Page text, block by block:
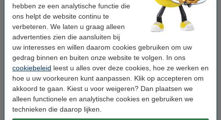
hebben ze een analytische functie die
ons helpt de website continu te
verbeteren. We laten u graag alleen
advertenties zien die aansluiten bij
uw interesses en willen daarom cookies gebruiken om uw
gedrag binnen en buiten onze website te volgen. In ons
cookiebeleid leest u alles over deze cookies, hoe ze werken en
hoe u uw voorkeuren kunt aanpassen. Klik op accepteren om
akkoord te gaan. Kiest u voor weigeren? Dan plaatsen we
alleen functionele en analytische cookies en gebruiken we
technieken die daarop lijken.
Aanbieding: 3x 123inkt
verpakkingstapedispenser
€ 22,50
123inkt verpakkingstape transparant 50 mm x
66 m (6 rollen)
€ 12,50
123inkt verpakkingstape bruin 50 mm x 66 m (6
rollen)
€ 12,50